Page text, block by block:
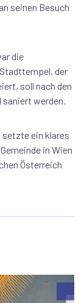
seinen Besuch
die
der
soll nach den
werden.
setzte ein klares
in Wien
Österreich